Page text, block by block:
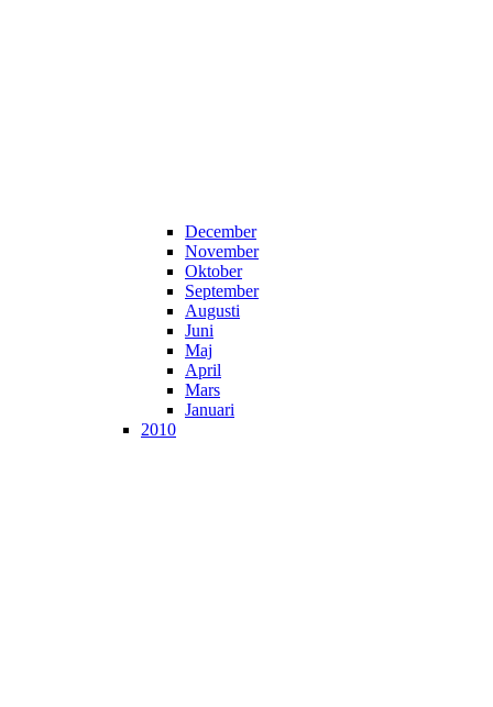
December
November
Oktober
September
Augusti
Juni
Maj
April
Mars
Januari
2010